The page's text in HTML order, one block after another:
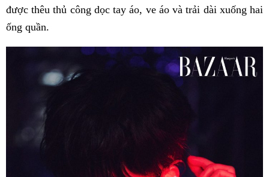
được thêu thủ công dọc tay áo, ve áo và trải dài xuống hai
ống quần.